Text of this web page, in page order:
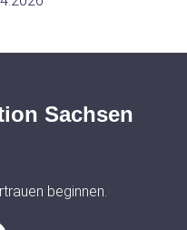
Sachsen
beginnen.